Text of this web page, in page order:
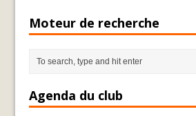
Moteur de recherche
Agenda du club